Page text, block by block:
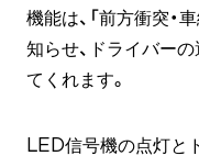
機能は、「前方衝突・
知らせ、ドライバー
てくれます。
LED信号機の点灯と